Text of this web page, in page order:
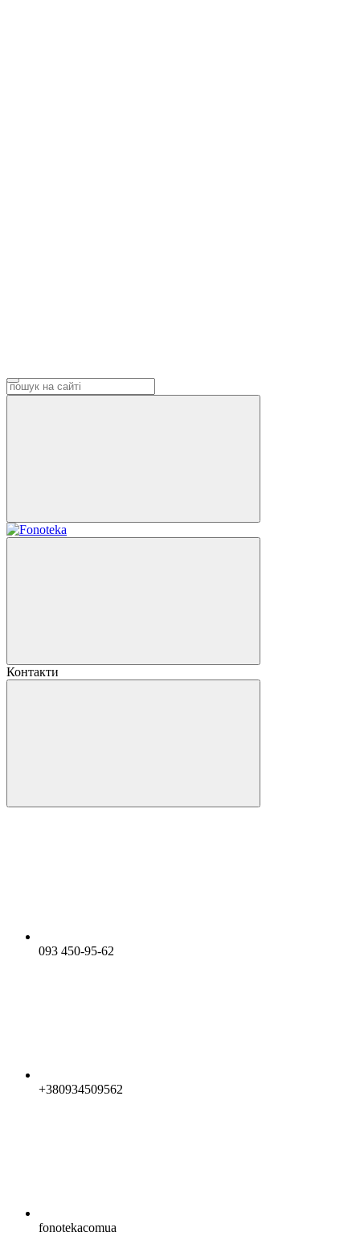
Контакти
093 450-95-62
+380934509562
fonotekacomua